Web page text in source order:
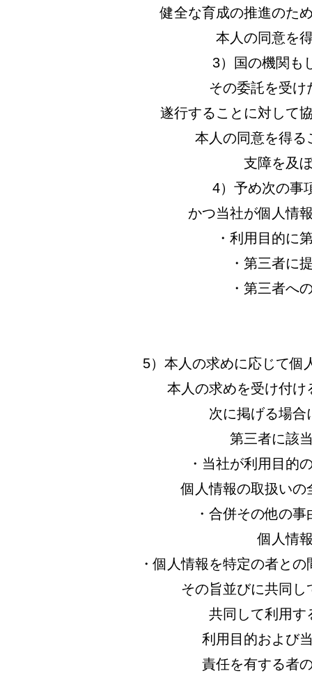
健全な育成の推進のた
本人の同意を
3）国の機関も
その委託を受け
遂行することに対して
本人の同意を得る
支障を及
4）予め次の事
かつ当社が個人情
・利用目的に
・第三者に
・第三者へ
5）本人の求めに応じて個
本人の求めを受け付
次に掲げる場合
第三者に該
・当社が利用目的
個人情報の取扱いの
・合併その他の
個人情
・個人情報を特定の者と
その旨並びに共同
共同して利用す
利用目的および
責任を有する者